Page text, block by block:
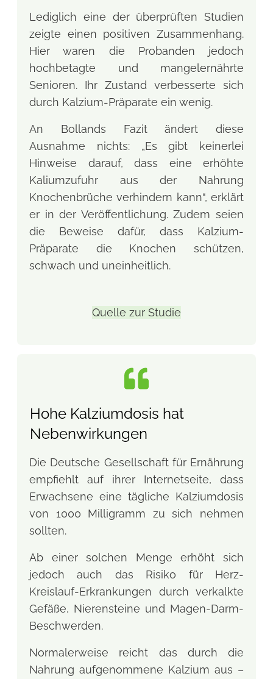
Lediglich eine der überprüften Studien
zeigte einen positiven Zusammenhang.
Hier waren die Probanden jedoch
hochbetagte und mangelernährte
Senioren. Ihr Zustand verbesserte sich
durch Kalzium-Präparate ein wenig.
An Bollands Fazit ändert diese
Ausnahme nichts: „Es gibt keinerlei
Hinweise darauf, dass eine erhöhte
Kaliumzufuhr aus der Nahrung
Knochenbrüche verhindern kann“, erklärt
er in der Veröffentlichung. Zudem seien
die Beweise dafür, dass Kalzium-
Präparate die Knochen schützen,
schwach und uneinheitlich.
Quelle zur Studie
Hohe Kalziumdosis hat
Nebenwirkungen
Die Deutsche Gesellschaft für Ernährung
empfiehlt auf ihrer Internetseite, dass
Erwachsene eine tägliche Kalziumdosis
von 1000 Milligramm zu sich nehmen
sollten.
Ab einer solchen Menge erhöht sich
jedoch auch das Risiko für Herz-
Kreislauf-Erkrankungen durch verkalkte
Gefäße, Nierensteine und Magen-Darm-
Beschwerden.
Normalerweise reicht das durch die
Nahrung aufgenommene Kalzium aus –